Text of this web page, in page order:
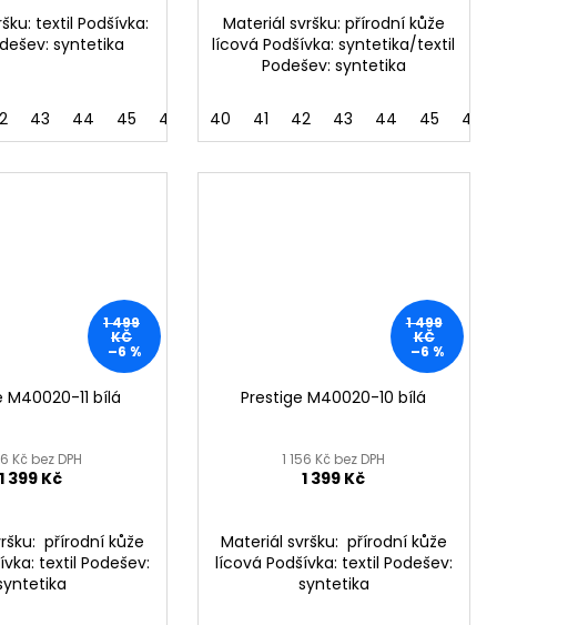
46 47 48
textil Podšívka:
syntetika
43 44 45 46
Materiál svršku: přírodní kůže
lícová Podšívka: syntetika/textil
Podešev: syntetika
40 41 42 43 44 45 46
1 499
KČ
–6 %
M40020-11 bílá
Kč bez DPH
1 399 Kč
přírodní kůže
textil Podešev:
1 499
KČ
–6 %
Prestige M40020-10 bílá
1 156 Kč bez DPH
1 399 Kč
Materiál svršku: přírodní kůže
lícová Podšívka: textil Podešev:
syntetika